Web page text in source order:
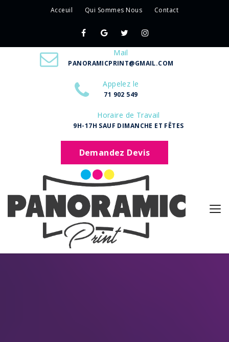
Acceuil Qui Sommes Nous Contact
Mail
PANORAMICPRINT@GMAIL.COM
Appelez le
71 902 549
Horaire de Travail
9H-17H SAUF DIMANCHE ET FÊTES
Demandez Devis